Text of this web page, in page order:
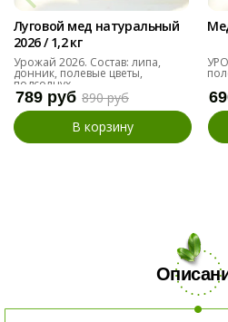
Луговой мед натуральный
2026 / 1,2 кг
Урожай 2026. Состав: липа,
донник, полевые цветы,
подсолнух
789 руб 890 руб
В корзину